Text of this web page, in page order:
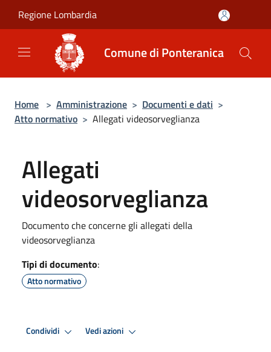
Regione Lombardia
Comune di Ponteranica
Home > Amministrazione > Documenti e dati >
Atto normativo > Allegati videosorveglianza
Allegati
videosorveglianza
Documento che concerne gli allegati della
videosorveglianza
Tipi di documento:
Atto normativo
Condividi Vedi azioni